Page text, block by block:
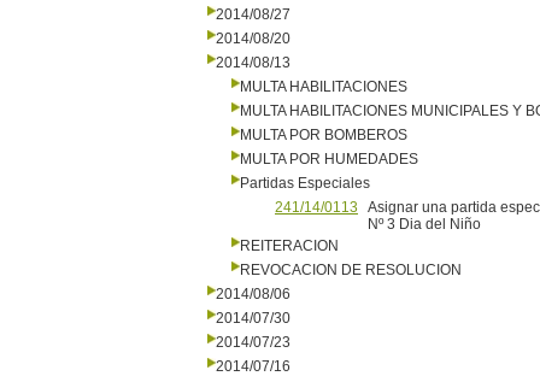
2014/08/27
2014/08/20
2014/08/13
MULTA HABILITACIONES
MULTA HABILITACIONES MUNICIPALES Y
MULTA POR BOMBEROS
MULTA POR HUMEDADES
Partidas Especiales
241/14/0113
Asignar una partida
Nº 3 Dia del Niño
REITERACION
REVOCACION DE RESOLUCION
2014/08/06
2014/07/30
2014/07/23
2014/07/16